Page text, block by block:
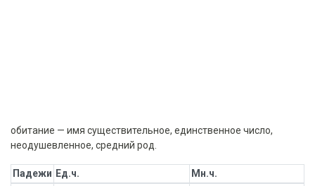
обитание — имя существительное, единственное число,
неодушевленное, средний род.
Падежи Ед.ч.
Мн.ч.